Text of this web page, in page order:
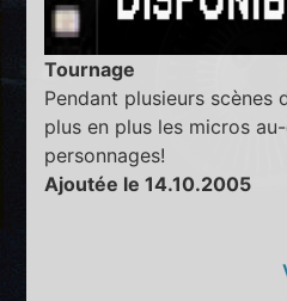
Tournage
Pendant plusieurs scènes
plus en plus les micros
personnages!
Ajoutée le 14.10.2005